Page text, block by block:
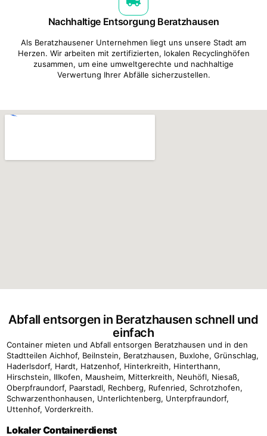
Nachhaltige Entsorgung Beratzhausen
Als Beratzhausener Unternehmen liegt uns unsere Stadt am
Herzen. Wir arbeiten mit zertifizierten, lokalen Recyclinghöfen
zusammen, um eine umweltgerechte und nachhaltige
Verwertung Ihrer Abfälle sicherzustellen.
Abfall entsorgen in Beratzhausen schnell und
einfach
Container mieten und Abfall entsorgen Beratzhausen und in den
Stadtteilen Aichhof, Beilnstein, Beratzhausen, Buxlohe, Grünschlag,
Haderlsdorf, Hardt, Hatzenhof, Hinterkreith, Hinterthann,
Hirschstein, Illkofen, Mausheim, Mitterkreith, Neuhöfl, Niesaß,
Oberpfraundorf, Paarstadl, Rechberg, Rufenried, Schrotzhofen,
Schwarzenthonhausen, Unterlichtenberg, Unterpfraundorf,
Uttenhof, Vorderkreith.
Lokaler Containerdienst